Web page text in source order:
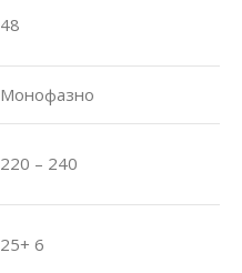
48
Монофазно
220 – 240
25+ 6